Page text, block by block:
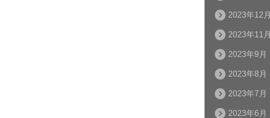
2023年12月
2023年11月
2023年9月
2023年8月
2023年7月
2023年6月